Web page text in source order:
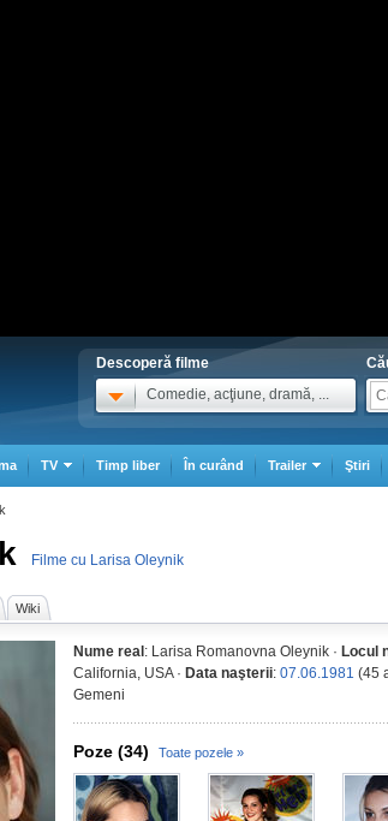
Descoperă filme
Comedie, acţiune, dramă, ...
TV Timp liber În curând Trailer Ştiri
Filme cu Larisa Oleynik
Wiki
Nume real : Larisa Romanovna Oleynik · Locul
California, USA · Data naşterii: 07.06.1981 (45
Gemeni
Poze (34) Toate pozele »